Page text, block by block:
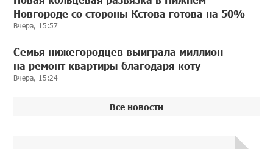
Новгороде со стороны Кстова готова на 50%
Вчера, 15:57
Семья нижегородцев выиграла миллион
на ремонт квартиры благодаря коту
Вчера, 15:24
Все новости